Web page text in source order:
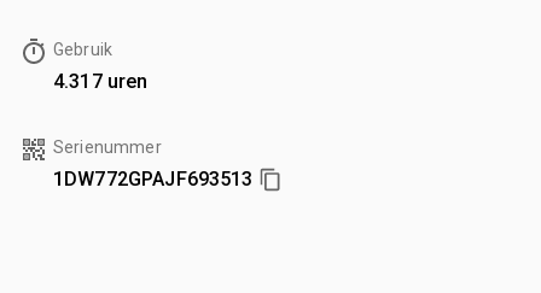
Gebruik
4.317 uren
Serienummer
1DW772GPAJF693513